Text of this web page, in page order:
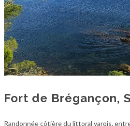
Fort de Brégançon,
Randonnée côtière du littoral varois.